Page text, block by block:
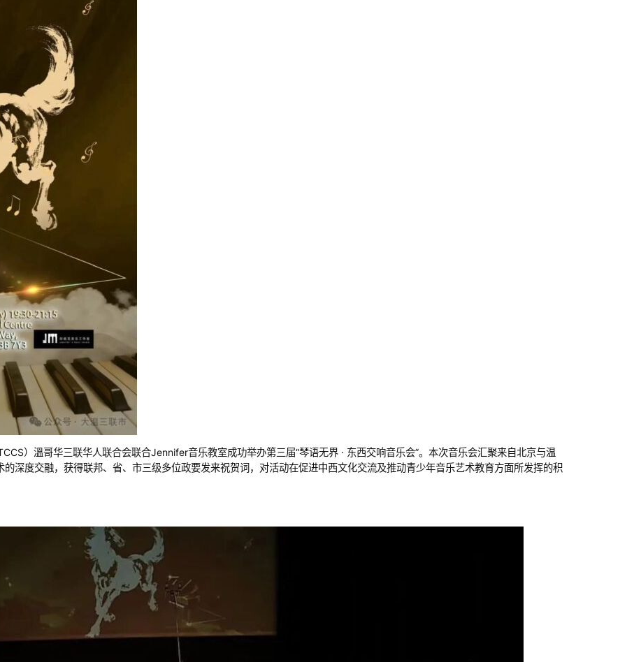
）溫哥华三联华人联合会联合Jennifer音乐教室成功举办第三届“琴语无界 · 东西交响音乐会”。本次音乐会汇聚来自北京与温
深度交融，获得联邦、省、市三级多位政要发来祝贺词，对活动在促进中西文化交流及推动青少年音乐艺术教育方面所发挥的积